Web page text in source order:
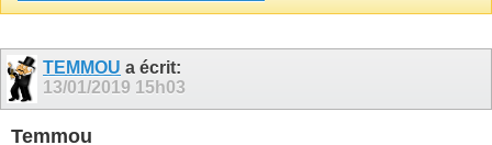
TEMMOU a écrit:
13/01/2019 15h03
Temmou